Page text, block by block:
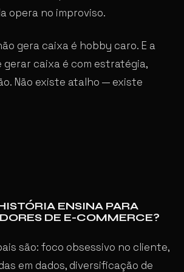
opera no improviso.
gera caixa é hobby caro. E a
gerar caixa é com estratégia,
Não existe atalho — existe
ENSINA PARA
DE E-COMMERCE?
são: foco obsessivo no cliente,
em dados, diversificação de